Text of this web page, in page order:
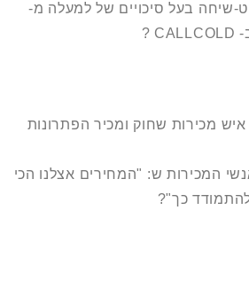
שיחה בעל סיכויים של למעלה מ-
מכירות שחוק ומכיר הפתרונות
המכירות ש: "המחירים אצלנו הכי
כך"?